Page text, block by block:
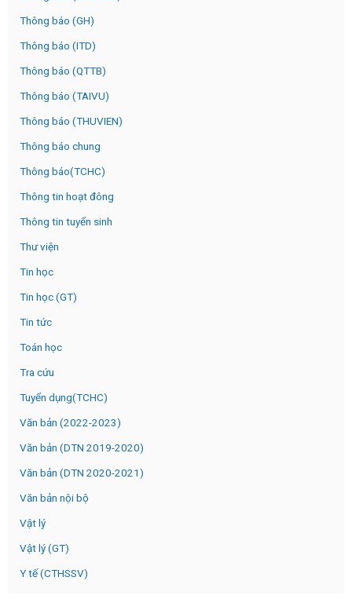
Thông báo (GH)
Thông báo (ITD)
Thông báo (QTTB)
Thông báo (TAIVU)
Thông báo (THUVIEN)
Thông báo chung
Thông báo(TCHC)
Thông tin hoạt đông
Thông tin tuyển sinh
Thư viện
Tin học
Tin học (GT)
Tin tức
Toán học
Tra cứu
Tuyển dụng(TCHC)
Văn bản (2022-2023)
Văn bản (DTN 2019-2020)
Văn bản (DTN 2020-2021)
Văn bản nội bộ
Vật lý
Vật lý (GT)
Y tế (CTHSSV)